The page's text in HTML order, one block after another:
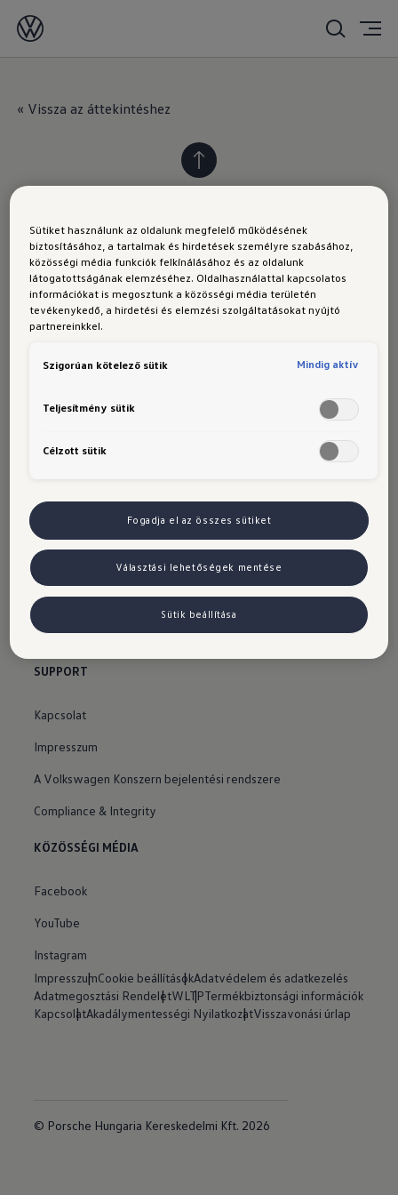
2020. 03. 17.
« Vissza az áttekintéshez
VOLKSWAGEN
Modellek
Hírek
A Volkswagen élménye
Tanácsadás és vásárlás
Márkakereskedők
Tesztvezetés
Online szervizidőpont-foglalás
SUPPORT
Kapcsolat
Impresszum
A Volkswagen Konszern bejelentési rendszere
Compliance & Integrity
KÖZÖSSÉGI MÉDIA
Facebook
YouTube
Instagram
ImpresszumCookie beállításokAdatvédelem és adatkezelés
Adatmegosztási RendeletWLTPTermékbiztonsági információk
KapcsolatAkadálymentességi NyilatkozatVisszavonási úrlap
© Porsche Hungaria Kereskedelmi Kft. 2026
Sütiket használunk az oldalunk megfelelő működésének
biztosításához, a tartalmak és hirdetések személyre szabásához,
közösségi média funkciók felkínálásához és az oldalunk
látogatottságának elemzéséhez. Oldalhasználattal kapcsolatos
információkat is megosztunk a közösségi média területén
tevékenykedő, a hirdetési és elemzési szolgáltatásokat nyújtó
partnereinkkel.
Szigorúan kötelező sütik Mindig aktív
Teljesítmény sütik
Célzott sütik
Fogadja el az összes sütiket
Választási lehetőségek mentése
Sütik beállítása